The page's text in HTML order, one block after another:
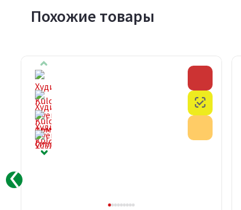
Похожие товары
Честный знак